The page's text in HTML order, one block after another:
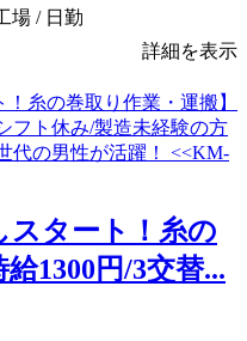
場 / 日勤
詳細を表示
スタート！糸の
1300円/3交替...